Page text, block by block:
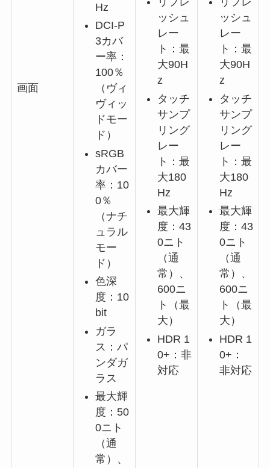
画面
Hz
DCI-P
3カバ
ー率：
100％
（ヴィ
ヴィッ
ドモー
ド）
sRGB
カバー
率：10
0％
（ナチ
ュラル
モー
ド）
色深
度：10
bit
ガラ
ス：パ
ンダガ
ラス
最大輝
度：50
0ニト
（通
常）、
ッシュ
レー
ト：最
大90H
z
タッチ
サンプ
リング
レー
ト：最
大180
Hz
最大輝
度：43
0ニト
（通
常）、
600ニ
ト（最
大）
HDR 1
0+：非
対応
ッシュ
レー
ト：最
大90H
z
タッチ
サンプ
リング
レー
ト：最
大180
Hz
最大輝
度：43
0ニト
（通
常）、
600ニ
ト（最
大）
HDR 1
0+：
非対応